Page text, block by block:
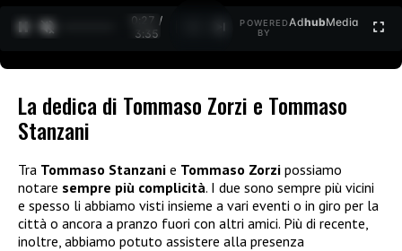
0:27 /
3:35
POWERED
BY
AdhubMedia
La dedica di Tommaso Zorzi e Tommaso
Stanzani
Tra Tommaso Stanzani e Tommaso Zorzi possiamo
notare sempre più complicità. I due sono sempre più vicini
e spesso li abbiamo visti insieme a vari eventi o in giro per la
città o ancora a pranzo fuori con altri amici. Più di recente,
inoltre, abbiamo potuto assistere alla presenza